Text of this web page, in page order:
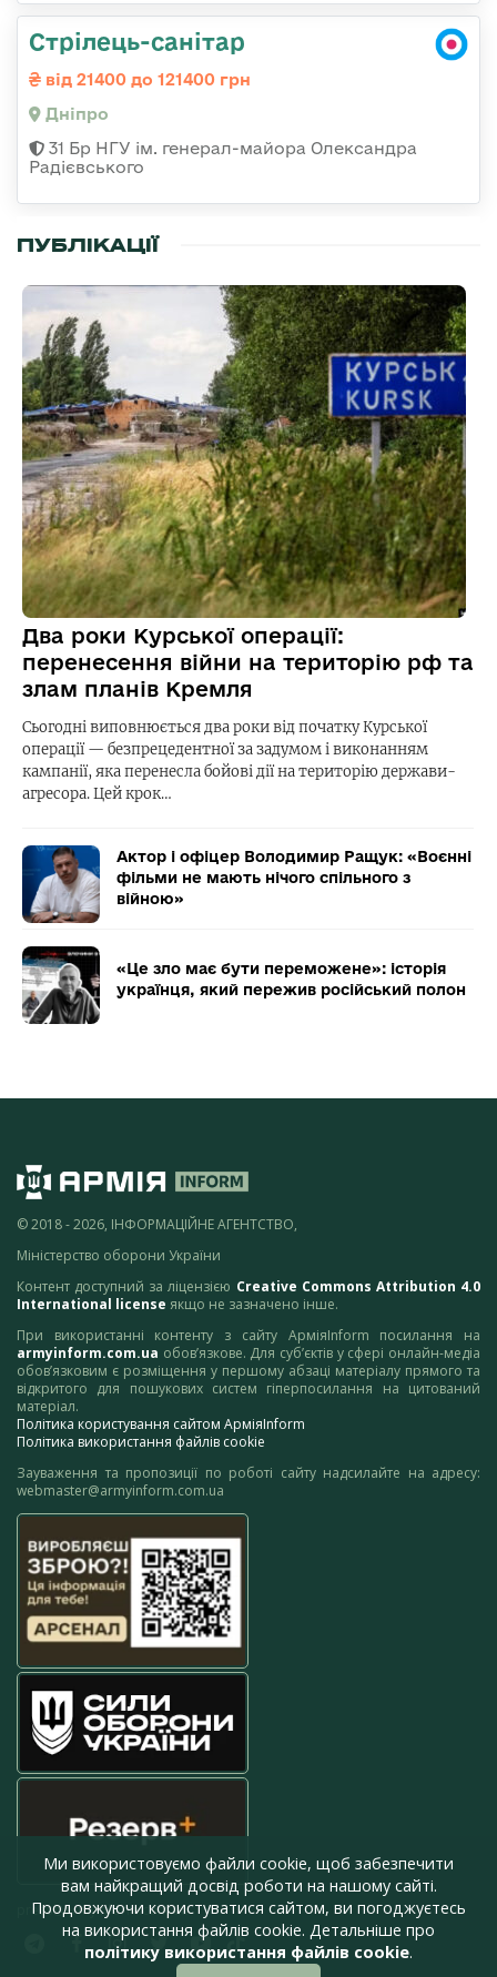
Стрілець-санітар
від 21400 до 121400 грн
Дніпро
31 Бр НГУ ім. генерал-майора Олександра
Радієвського
ПУБЛІКАЦІЇ
Два роки Курської операції:
перенесення війни на територію рф та
злам планів Кремля
Сьогодні виповнюється два роки від початку Курської
операції — безпрецедентної за задумом і виконанням
кампанії, яка перенесла бойові дії на територію держави-
агресора. Цей крок…
Актор і офіцер Володимир Ращук: «Воєнні
фільми не мають нічого спільного з
війною»
«Це зло має бути переможене»: історія
українця, який пережив російський полон
© 2018 - 2026, ІНФОРМАЦІЙНЕ АГЕНТСТВО,
Міністерство оборони України
Контент доступний за ліцензією Creative Commons Attribution 4.0
International license якщо не зазначено інше.
При використанні контенту з сайту АрміяInform посилання на
armyinform.com.ua обов’язкове. Для суб’єктів у сфері онлайн-медіа
обов’язковим є розміщення у першому абзаці матеріалу прямого та
відкритого для пошукових систем гіперпосилання на цитований
матеріал.
Політика користування сайтом АрміяInform
Політика використання файлів cookie
Зауваження та пропозиції по роботі сайту надсилайте на адресу:
webmaster@armyinform.com.ua
press@armyinform.com.ua
Ми використовуємо файли cookie, щоб забезпечити
вам найкращий досвід роботи на нашому сайті.
Продовжуючи користуватися сайтом, ви погоджуєтесь
на використання файлів cookie. Детальніше про
політику використання файлів cookie.